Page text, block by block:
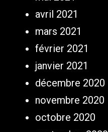
avril 2021
mars 2021
février 2021
janvier 2021
décembre 2020
novembre 2020
octobre 2020